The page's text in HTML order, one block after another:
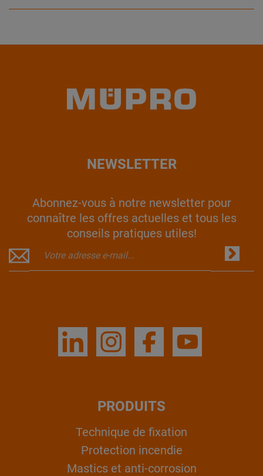
NEWSLETTER
Abonnez-vous à notre newsletter pour
connaître les offres actuelles et tous les
conseils pratiques utiles!
PRODUITS
Technique de fixation
Protection incendie
Mastics et anti-corrosion